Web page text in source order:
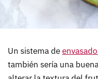
Un sistema de
también sería una